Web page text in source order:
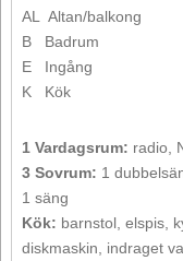
AL
Altan/balkong
B
Badrum
E
Ingång
K
Kök
1 Vardagsrum: radio,
3 Sovrum: 1
1 säng
Kök: barnstol, elspis,
diskmaskin, indraget